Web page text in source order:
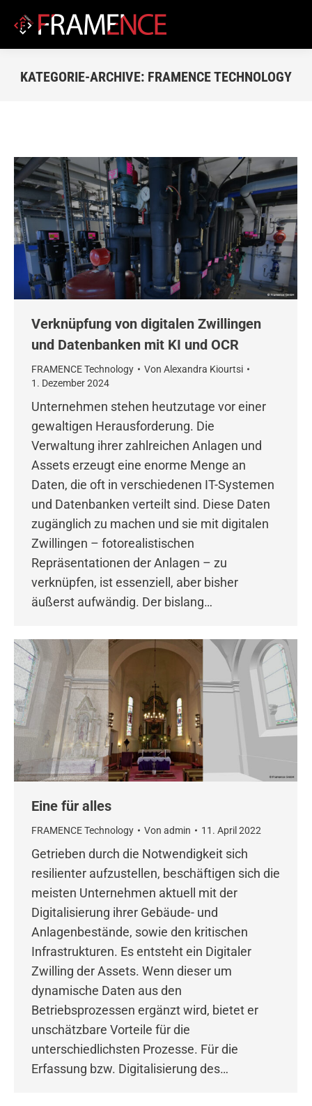
KATEGORIE-ARCHIVE: FRAMENCE TECHNOLOGY
Verknüpfung von digitalen Zwillingen
und Datenbanken mit KI und OCR
FRAMENCE Technology Von Alexandra Kiourtsi
1. Dezember 2024
Unternehmen stehen heutzutage vor einer
gewaltigen Herausforderung. Die
Verwaltung ihrer zahlreichen Anlagen und
Assets erzeugt eine enorme Menge an
Daten, die oft in verschiedenen IT-Systemen
und Datenbanken verteilt sind. Diese Daten
zugänglich zu machen und sie mit digitalen
Zwillingen – fotorealistischen
Repräsentationen der Anlagen – zu
verknüpfen, ist essenziell, aber bisher
äußerst aufwändig. Der bislang…
Eine für alles
FRAMENCE Technology Von admin 11. April 2022
Getrieben durch die Notwendigkeit sich
resilienter aufzustellen, beschäftigen sich die
meisten Unternehmen aktuell mit der
Digitalisierung ihrer Gebäude- und
Anlagenbestände, sowie den kritischen
Infrastrukturen. Es entsteht ein Digitaler
Zwilling der Assets. Wenn dieser um
dynamische Daten aus den
Betriebsprozessen ergänzt wird, bietet er
unschätzbare Vorteile für die
unterschiedlichsten Prozesse. Für die
Erfassung bzw. Digitalisierung des…